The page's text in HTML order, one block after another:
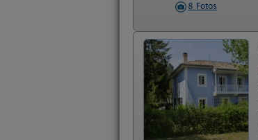
8 Fotos